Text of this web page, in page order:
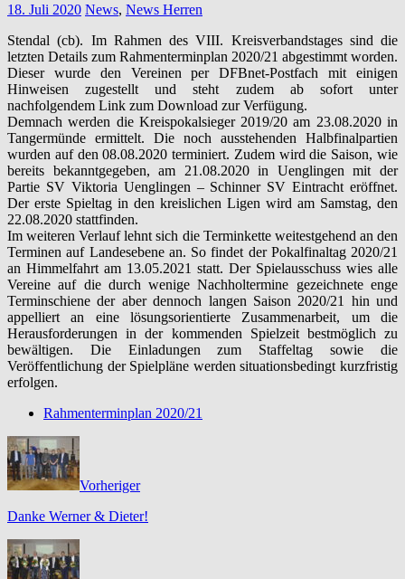
18. Juli 2020 News, News Herren
Stendal (cb). Im Rahmen des VIII. Kreisverbandstages sind die
letzten Details zum Rahmenterminplan 2020/21 abgestimmt worden.
Dieser wurde den Vereinen per DFBnet-Postfach mit einigen
Hinweisen zugestellt und steht zudem ab sofort unter
nachfolgendem Link zum Download zur Verfügung.
Demnach werden die Kreispokalsieger 2019/20 am 23.08.2020 in
Tangermünde ermittelt. Die noch ausstehenden Halbfinalpartien
wurden auf den 08.08.2020 terminiert. Zudem wird die Saison, wie
bereits bekanntgegeben, am 21.08.2020 in Uenglingen mit der
Partie SV Viktoria Uenglingen – Schinner SV Eintracht eröffnet.
Der erste Spieltag in den kreislichen Ligen wird am Samstag, den
22.08.2020 stattfinden.
Im weiteren Verlauf lehnt sich die Terminkette weitestgehend an den
Terminen auf Landesebene an. So findet der Pokalfinaltag 2020/21
an Himmelfahrt am 13.05.2021 statt. Der Spielausschuss wies alle
Vereine auf die durch wenige Nachholtermine gezeichnete enge
Terminschiene der aber dennoch langen Saison 2020/21 hin und
appelliert an eine lösungsorientierte Zusammenarbeit, um die
Herausforderungen in der kommenden Spielzeit bestmöglich zu
bewältigen. Die Einladungen zum Staffeltag sowie die
Veröffentlichung der Spielpläne werden situationsbedingt kurzfristig
erfolgen.
Rahmenterminplan 2020/21
Vorheriger
Danke Werner & Dieter!